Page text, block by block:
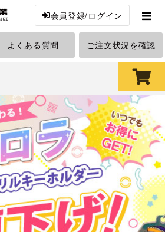
会員登録/ログイン
よくある質問 ご注文状況を確認